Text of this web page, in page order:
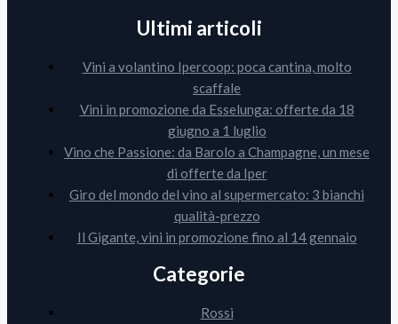
Ultimi articoli
Vini a volantino Ipercoop: poca cantina, molto
scaffale
Vini in promozione da Esselunga: offerte da 18
giugno a 1 luglio
Vino che Passione: da Barolo a Champagne, un mese
di offerte da Iper
Giro del mondo del vino al supermercato: 3 bianchi
qualità-prezzo
Il Gigante, vini in promozione fino al 14 gennaio
Categorie
Rossi